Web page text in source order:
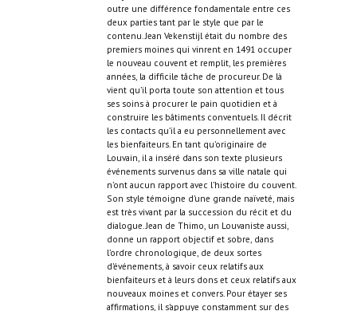
outre une différence fondamentale entre ces
deux parties tant par le style que par le
contenu. Jean Vekenstijl était du nombre des
premiers moines qui vinrent en 1491 occuper
le nouveau couvent et remplit, les premières
années, la difficile tâche de procureur. De là
vient qu’il porta toute son attention et tous
ses soins à procurer le pain quotidien et à
construire les bâtiments conventuels. Il décrit
les contacts qu’il a eu personnellement avec
les bienfaiteurs. En tant qu’originaire de
Louvain, il a inséré dans son texte plusieurs
événements survenus dans sa ville natale qui
n’ont aucun rapport avec l’histoire du couvent.
Son style témoigne d’une grande naïveté, mais
est très vivant par la succession du récit et du
dialogue. Jean de Thimo, un Louvaniste aussi,
donne un rapport objectif et sobre, dans
l’ordre chronologique, de deux sortes
d'événements, à savoir ceux relatifs aux
bienfaiteurs et à leurs dons et ceux relatifs aux
nouveaux moines et convers. Pour étayer ses
affirmations, il s’appuye constamment sur des